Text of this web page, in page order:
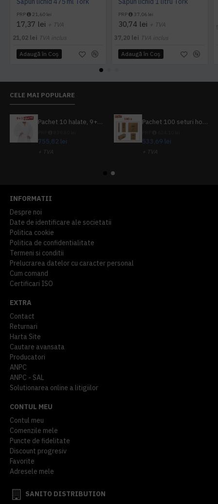
PRP 21,60 lei
17,37 lei + TVA
21,02 lei TVA inclus
Adaugă în Coş
PRP 37,06 lei
30,74 lei + TVA
37,20 lei TVA inclus
Adaugă în Coş
CELE MAI POPULARE
Pachet 10 halate, 9+1 gratuit
755,82 lei
+ TVA
Pachet 100 seturi hoteliere, set dentar, set barbierit, casca de dus, pila unghii, set cusut
533,69 lei
+ TVA
INFORMATII
Despre noi
Date de identificare ale societatii
Politica cookie
Politica de confidentialitate
Termeni si conditii
Prelucrarea datelor cu caracter personal
Cum comand
Certificari ISO
EXTRA
Contact
Returnari
Harta Site
Cautare avansata
Producatori
ANPC
ANPC - SAL
Solutionarea online a litigiilor
CONTUL MEU
Contul meu
Comenzile mele
Puncte de fidelitate
Discount progresiv
Favorite
Adresele mele
SANITO DISTRIBUTION